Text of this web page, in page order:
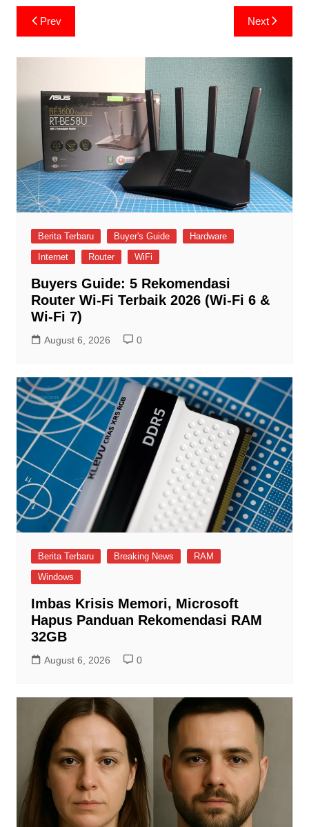
Post
navigation
Prev Next
Berita Terbaru Buyer's Guide
Hardware
Internet
Router WiFi
Buyers Guide: 5 Rekomendasi
Router Wi-Fi Terbaik 2026 (Wi-Fi 6 &
Wi-Fi 7)
August 6, 2026 0
Berita Terbaru Breaking News
RAM
Windows
Imbas Krisis Memori, Microsoft
Hapus Panduan Rekomendasi RAM
32GB
August 6, 2026 0